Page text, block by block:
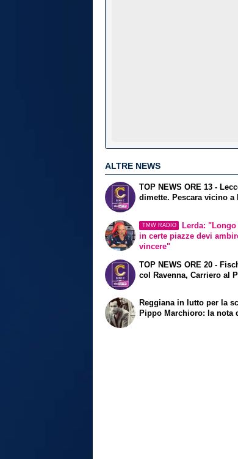
ALTRE NEWS
TOP NEWS ORE 13 -
dimette. Pescara vicino a
TMW RADIO
Lerda:
in certe piazze devi
vincere"
TOP NEWS ORE 20 -
col Ravenna, Carriero al
Reggiana in lutto per la
Pippo Marchioro: la nota